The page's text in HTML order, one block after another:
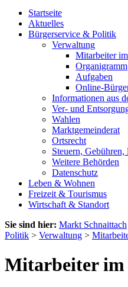
Startseite
Aktuelles
Bürgerservice & Politik
Verwaltung
Mitarbeiter
Organigramm
Aufgaben
Online-
Informationen aus
Ver- und
Wahlen
Marktgemeinderat
Ortsrecht
Steuern, Gebühren,
Weitere Behörden
Datenschutz
Leben & Wohnen
Freizeit & Tourismus
Wirtschaft & Standort
Sie sind hier: Markt Schnaittach
Politik > Verwaltung >
Mitarbeiter im